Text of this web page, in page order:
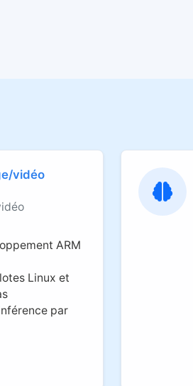
vidéo
ARM
Linux et
par